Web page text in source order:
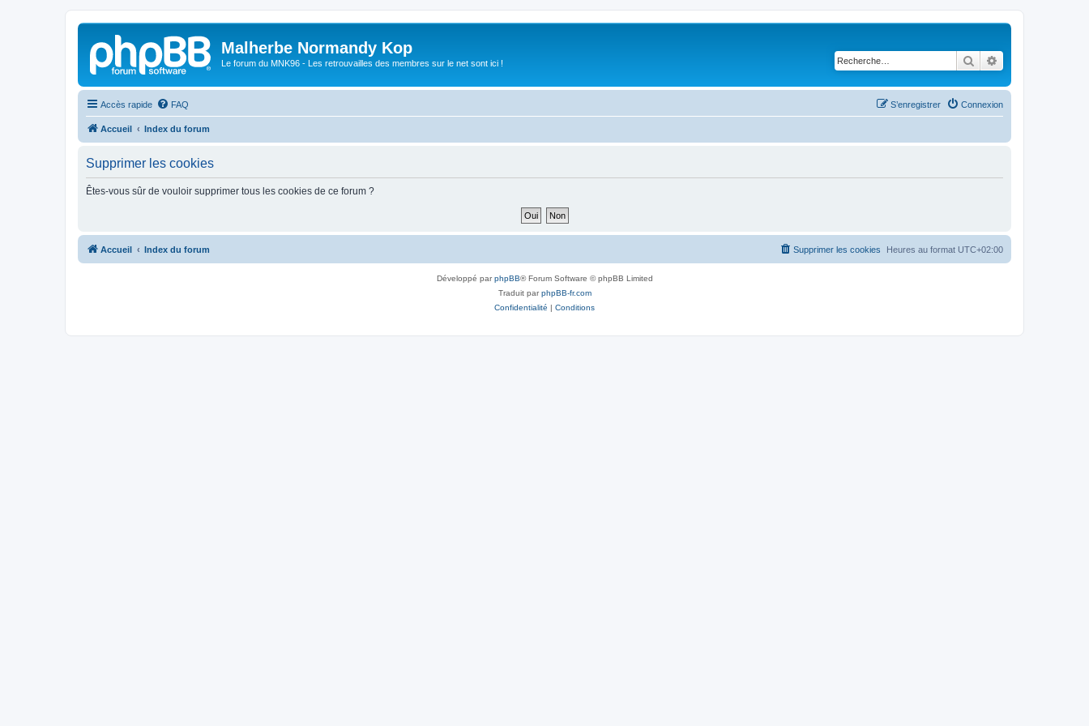
Malherbe Normandy Kop
Le forum du MNK96 - Les retrouvailles des membres sur le net sont ici ! Rechercher
Accès rapide FAQ Connexion
S’enregistrer
Accueil Index du forum
Supprimer les cookies
Êtes-vous sûr de vouloir supprimer tous les cookies de ce forum ?
Accueil Index du forum Heures au format UTC+02:00
Supprimer les cookies
Développé parphpBB® Forum Software © phpBB Limited
Traduit parphpBB-fr.com
Confidentialité | Conditions